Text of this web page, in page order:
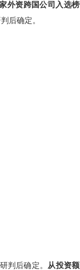
外资跨国公司入选榜
后确定。
判后确定。
从投资额